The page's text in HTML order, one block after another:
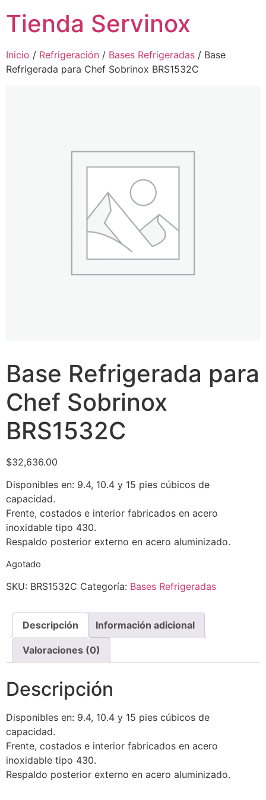
Tienda Servinox
Inicio / Refrigeración / Bases Refrigeradas / Base
Refrigerada para Chef Sobrinox BRS1532C
Base Refrigerada para
Chef Sobrinox
BRS1532C
$32,636.00
Disponibles en: 9.4, 10.4 y 15 pies cúbicos de
capacidad.
Frente, costados e interior fabricados en acero
inoxidable tipo 430.
Respaldo posterior externo en acero aluminizado.
Agotado
SKU: BRS1532C Categoría: Bases Refrigeradas
Descripción Información adicional
Valoraciones (0)
Descripción
Disponibles en: 9.4, 10.4 y 15 pies cúbicos de
capacidad.
Frente, costados e interior fabricados en acero
inoxidable tipo 430.
Respaldo posterior externo en acero aluminizado.